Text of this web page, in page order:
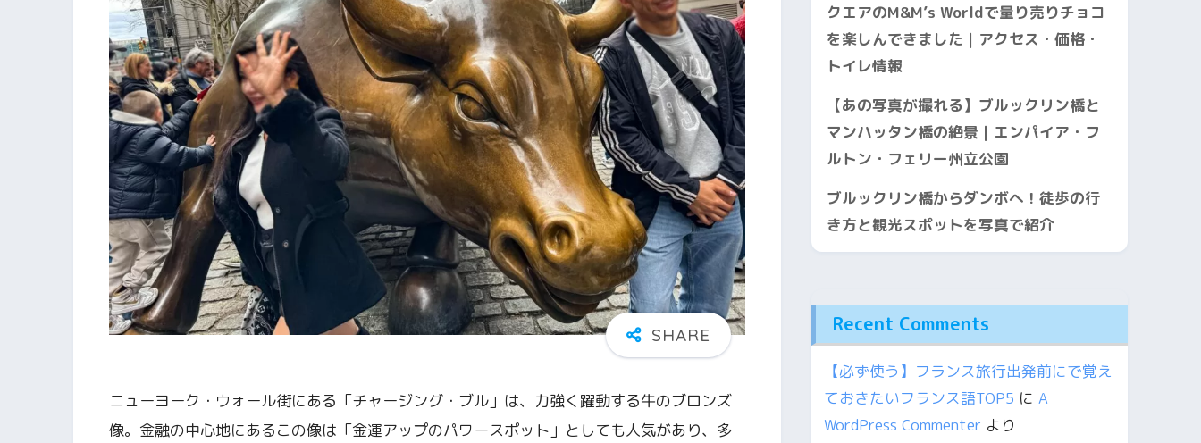
ニューヨーク・ウォール街にある「チャージング・ブル」は、力強く躍動する牛のブロンズ
像。金融の中心地にあるこの像は「金運アップのパワースポット」としても人気があり、多
クエアのM&M’s Worldで量り売りチョコ
を楽しんできました｜アクセス・価格・
トイレ情報
【あの写真が撮れる】ブルックリン橋と
マンハッタン橋の絶景｜エンパイア・フ
ルトン・フェリー州立公園
ブルックリン橋からダンボへ！徒歩の行
き方と観光スポットを写真で紹介
Recent Comments
【必ず使う】フランス旅行出発前にで覚え
ておきたいフランス語TOP5 に A
WordPress Commenter より